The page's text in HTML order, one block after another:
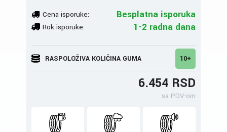
Cena isporuke: Besplatna isporuka
Rok isporuke: 1-2 radna dana
RASPOLOŽIVA KOLIČINA GUMA 10+
6.454 RSD
sa PDV-om